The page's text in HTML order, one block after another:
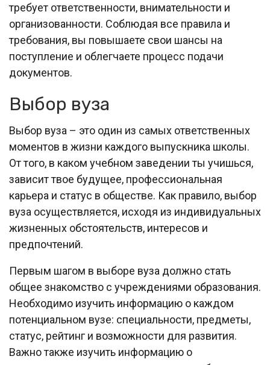
требует ответственности, внимательности и
организованности. Соблюдая все правила и
требования, вы повышаете свои шансы на
поступление и облегчаете процесс подачи
документов.
Выбор вуза
Выбор вуза – это один из самых ответственных
моментов в жизни каждого выпускника школы.
От того, в каком учебном заведении ты учишься,
зависит твое будущее, профессиональная
карьера и статус в обществе. Как правило, выбор
вуза осуществляется, исходя из индивидуальных
жизненных обстоятельств, интересов и
предпочтений.
Первым шагом в выборе вуза должно стать
общее знакомство с учреждениями образования.
Необходимо изучить информацию о каждом
потенциальном вузе: специальности, предметы,
статус, рейтинг и возможности для развития.
Важно также изучить информацию о